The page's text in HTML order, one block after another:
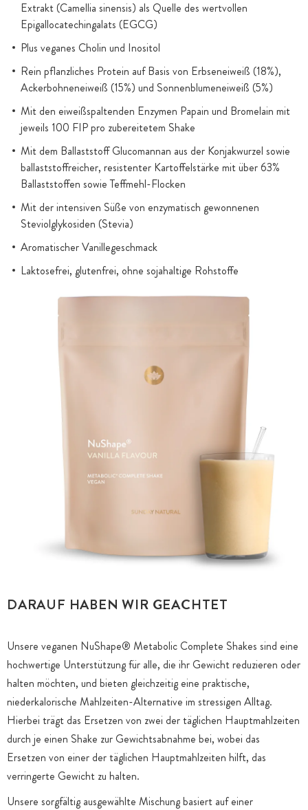
Extrakt (Camellia sinensis) als Quelle des wertvollen
Epigallocatechingalats (EGCG)
Plus veganes Cholin und Inositol
Rein pflanzliches Protein auf Basis von Erbseneiweiß (18%),
Ackerbohneneiweiß (15%) und Sonnenblumeneiweiß (5%)
Mit den eiweißspaltenden Enzymen Papain und Bromelain mit
jeweils 100 FIP pro zubereitetem Shake
Mit dem Ballaststoff Glucomannan aus der Konjakwurzel sowie
ballaststoffreicher, resistenter Kartoffelstärke mit über 63%
Ballaststoffen sowie Teffmehl-Flocken
Mit der intensiven Süße von enzymatisch gewonnenen
Steviolglykosiden (Stevia)
Aromatischer Vanillegeschmack
Laktosefrei, glutenfrei, ohne sojahaltige Rohstoffe
DARAUF HABEN WIR GEACHTET
Unsere veganen NuShape® Metabolic Complete Shakes sind eine
hochwertige Unterstützung für alle, die ihr Gewicht reduzieren oder
halten möchten, und bieten gleichzeitig eine praktische,
niederkalorische Mahlzeiten-Alternative im stressigen Alltag.
Hierbei trägt das Ersetzen von zwei der täglichen Hauptmahlzeiten
durch je einen Shake zur Gewichtsabnahme bei, wobei das
Ersetzen von einer der täglichen Hauptmahlzeiten hilft, das
verringerte Gewicht zu halten.
Unsere sorgfältig ausgewählte Mischung basiert auf einer